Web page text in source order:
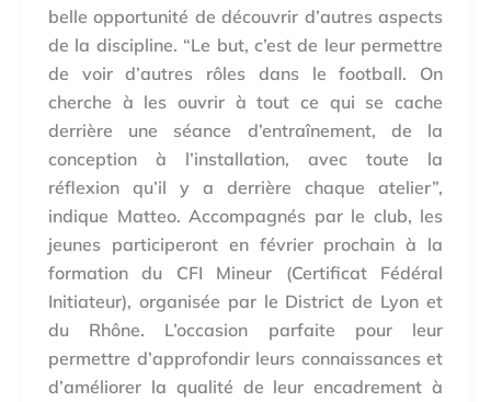
belle opportunité de découvrir d’autres aspects
de la discipline. “Le but, c’est de leur permettre
de voir d’autres rôles dans le football. On
cherche à les ouvrir à tout ce qui se cache
derrière une séance d’entraînement, de la
conception à l’installation, avec toute la
réflexion qu’il y a derrière chaque atelier”,
indique Matteo. Accompagnés par le club, les
jeunes participeront en février prochain à la
formation du CFI Mineur (Certificat Fédéral
Initiateur), organisée par le District de Lyon et
du Rhône. L’occasion parfaite pour leur
permettre d’approfondir leurs connaissances et
d’améliorer la qualité de leur encadrement à